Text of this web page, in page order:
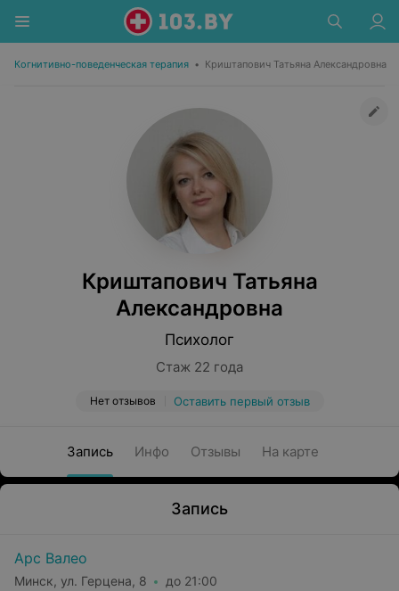
Когнитивно-поведенческая терапия • Криштапович Татьяна Александровна
Криштапович Татьяна
Александровна
Психолог
Стаж 22 года
Нет отзывов Оставить первый отзыв
Запись Инфо Отзывы На карте
Запись
Арс Валео
Минск, ул. Герцена, 8 до 21:00